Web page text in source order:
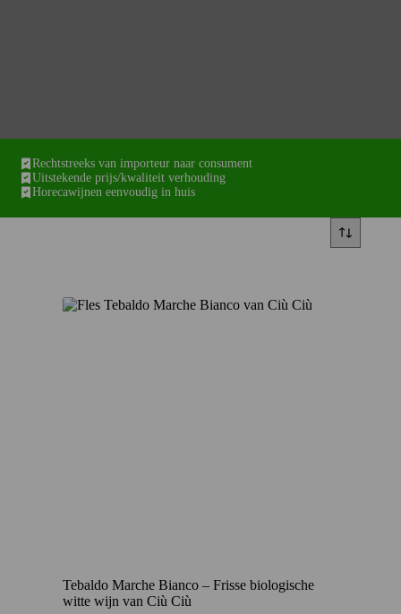
Rechtstreeks van importeur naar consument
Uitstekende prijs/kwaliteit verhouding
Horecawijnen eenvoudig in huis
Tebaldo Marche Bianco – Frisse biologische
witte wijn van Ciù Ciù